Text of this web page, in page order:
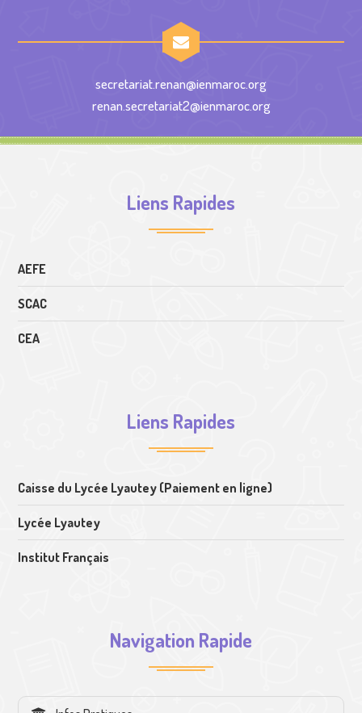
secretariat.renan@ienmaroc.org
renan.secretariat2@ienmaroc.org
Liens Rapides
AEFE
SCAC
CEA
Liens Rapides
Caisse du Lycée Lyautey (Paiement en ligne)
Lycée Lyautey
Institut Français
Navigation Rapide